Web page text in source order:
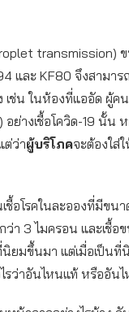
transmission)
และ KF80 จึงสามาร
เช่น ในห้องที่แออัด ผู้
อย่างเชื้อโควิด-19 นั้น
ต่ว่าผู้บริโภคจะต้องใส่
อโรคในละอองที่มีขนา
ว่า 3 ไมครอน และเชื้อ
นิยมขึ้นมา แต่เมื่อเป็น
รว่าอันไหนแท้ หรืออัน